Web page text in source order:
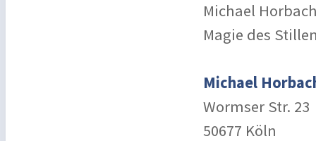
Michael
Magie des
Michael
Wormser Str. 23
50677 Köln